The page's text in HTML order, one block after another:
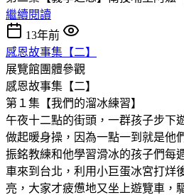
繼續閱讀
13年前
感恩故事集【二】
展覽館團體參觀
感恩故事集【二】
第１集【我們的溜冰練習】
午夜十二點的街頭，一群孩子步下
做起暖身操，因為一點一到就是他
振銘教練和他學習滑冰的孩子們每
車來到台北，利用小巨蛋冰宮打烊
亮，大家才疲憊地又坐上遊覽車，